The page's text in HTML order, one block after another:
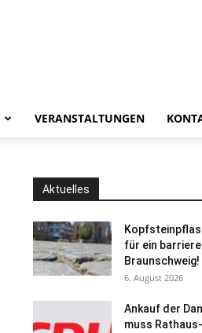
VERANSTALTUNGEN
Aktuelles
für ein
Braunschweig!
6. August 2026
Ankauf der
muss